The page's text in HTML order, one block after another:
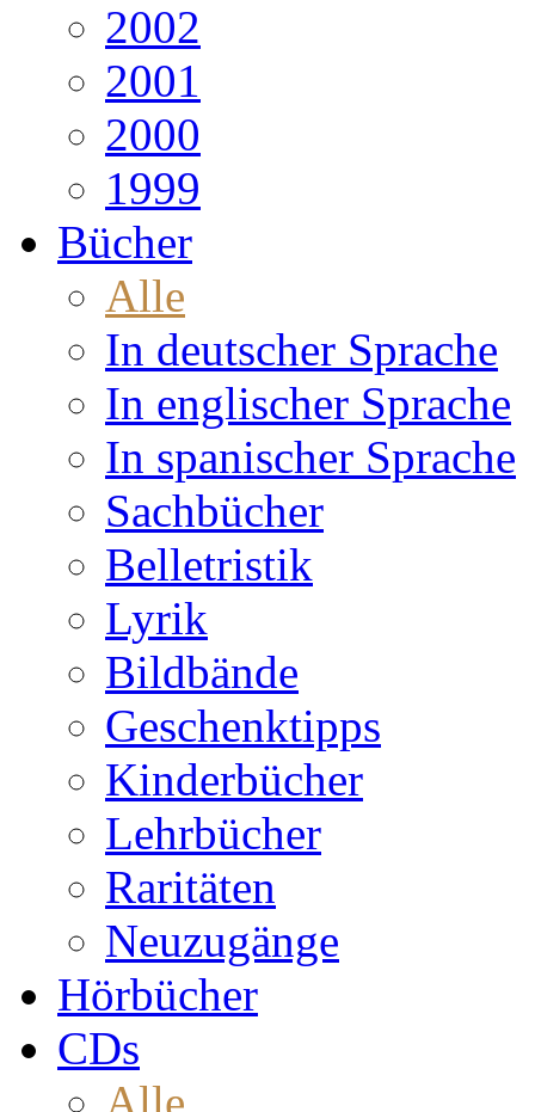
2002
2001
2000
1999
Bücher
Alle
In deutscher Sprache
In englischer Sprache
In spanischer Sprache
Sachbücher
Belletristik
Lyrik
Bildbände
Geschenktipps
Kinderbücher
Lehrbücher
Raritäten
Neuzugänge
Hörbücher
CDs